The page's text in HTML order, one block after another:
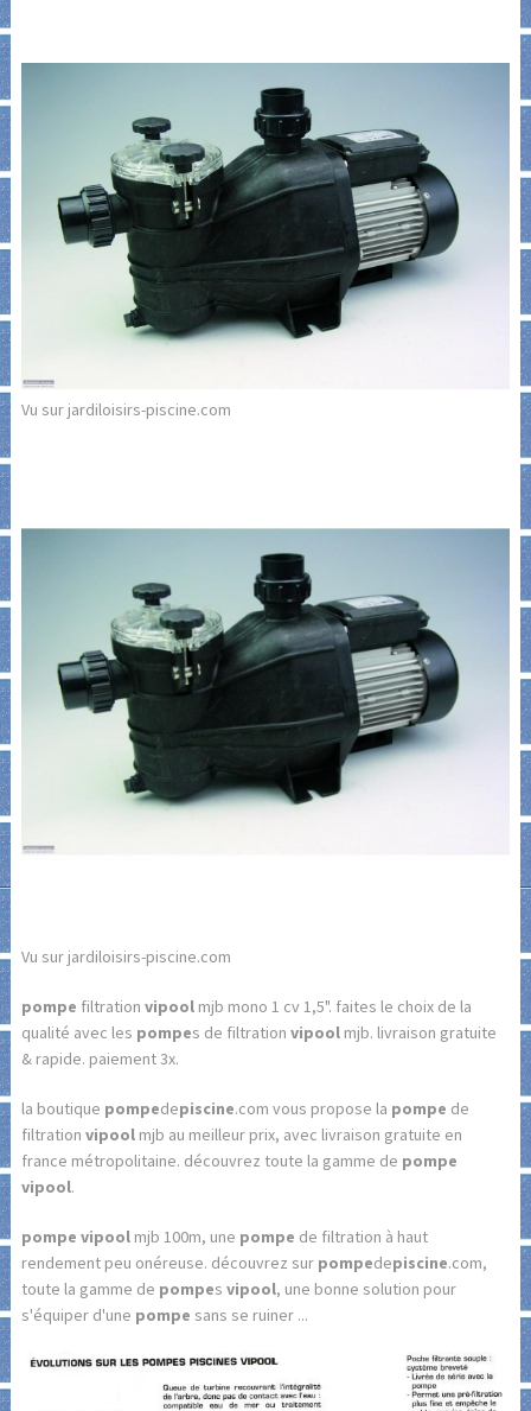
Vu sur jardiloisirs-piscine.com
Vu sur jardiloisirs-piscine.com
pompe filtration vipoolmjb mono 1 cv 1,5". faites le choix de la
qualité avec les pompes de filtration vipoolmjb. livraison gratuite
& rapide. paiement 3x.
la boutique pompedepiscine.com vous propose la pompe de
filtration vipoolmjb au meilleur prix, avec livraison gratuite en
france métropolitaine. découvrez toute la gamme de pompe
vipool.
pompe vipoolmjb 100m, une pompe de filtration à haut
rendement peu onéreuse. découvrez sur pompedepiscine.com,
toute la gamme de pompes vipool, une bonne solution pour
s'équiper d'une pompe sans se ruiner ...